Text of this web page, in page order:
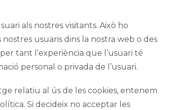
als nostres visitants. Això ho
usuaris dins la nostra web o des
tant l’experiència que l’usuari té
personal o privada de l’usuari.
relatiu al ús de les cookies, entenem
Si decideix no acceptar les